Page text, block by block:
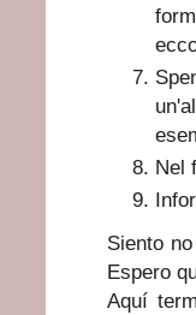
Nel
Siento
Espero
Aquí